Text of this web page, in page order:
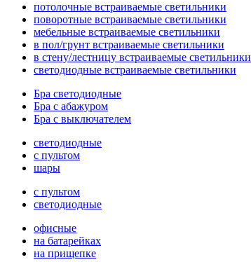
потолочные встраиваемые светильники
поворотные встраиваемые светильники
мебельные встраиваемые светильники
в пол/грунт встраиваемые светильники
в стену/лестницу встраиваемые светильники
светодиодные встраиваемые светильники
Бра светодиодные
Бра с абажуром
Бра с выключателем
светодиодные
с пультом
шары
с пультом
светодиодные
офисные
на батарейках
на прищепке